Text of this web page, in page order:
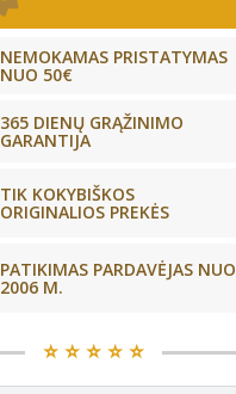
NEMOKAMAS PRISTATYMAS
NUO 50€
365 DIENŲ GRĄŽINIMO
GARANTIJA
TIK KOKYBIŠKOS
ORIGINALIOS PREKĖS
PATIKIMAS PARDAVĖJAS NUO
2006 M.
⭐️ ⭐️ ⭐️ ⭐️ ⭐️